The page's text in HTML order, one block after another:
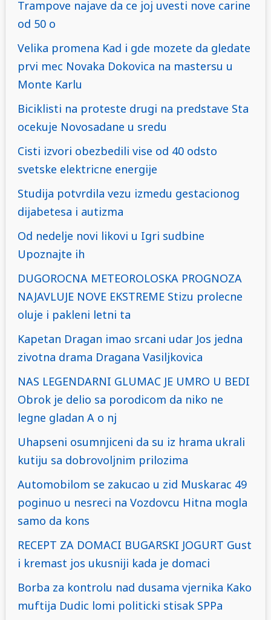
Trampove najave da ce joj uvesti nove carine
od 50 o
Velika promena Kad i gde mozete da gledate
prvi mec Novaka Dokovica na mastersu u
Monte Karlu
Biciklisti na proteste drugi na predstave Sta
ocekuje Novosadane u sredu
Cisti izvori obezbedili vise od 40 odsto
svetske elektricne energije
Studija potvrdila vezu izmedu gestacionog
dijabetesa i autizma
Od nedelje novi likovi u Igri sudbine
Upoznajte ih
DUGOROCNA METEOROLOSKA PROGNOZA
NAJAVLUJE NOVE EKSTREME Stizu prolecne
oluje i pakleni letni ta
Kapetan Dragan imao srcani udar Jos jedna
zivotna drama Dragana Vasiljkovica
NAS LEGENDARNI GLUMAC JE UMRO U BEDI
Obrok je delio sa porodicom da niko ne
legne gladan A o nj
Uhapseni osumnjiceni da su iz hrama ukrali
kutiju sa dobrovoljnim prilozima
Automobilom se zakucao u zid Muskarac 49
poginuo u nesreci na Vozdovcu Hitna mogla
samo da kons
RECEPT ZA DOMACI BUGARSKI JOGURT Gust
i kremast jos ukusniji kada je domaci
Borba za kontrolu nad dusama vjernika Kako
muftija Dudic lomi politicki stisak SPPa